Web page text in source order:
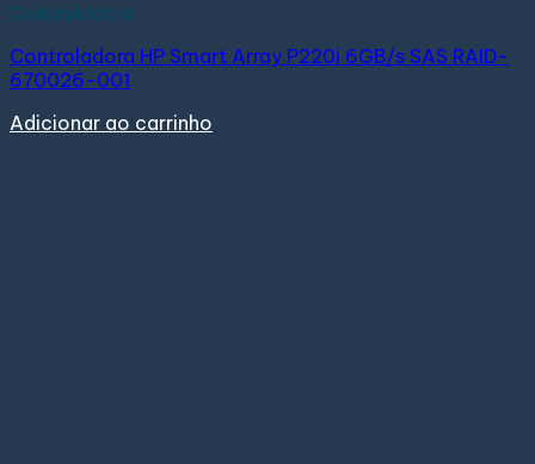
Controladora
Controladora HP Smart Array P220i 6GB/s SAS RAID-
670026-001
Adicionar ao carrinho